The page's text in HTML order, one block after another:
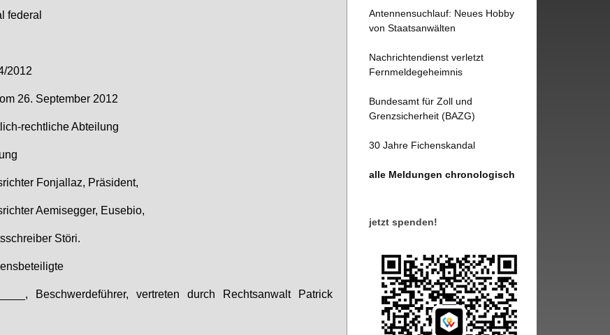
fe­deral
2012
26. Sep­tem­ber 2012
recht­li­che Ab­tei­lung
Fon­jal­laz, Prä­si­dent,
Ae­mi­seg­ger, Eu­se­bio,
Stö­ri.
Be­schwer­de­füh­rer, ver­tre­ten durch Rechts­an­walt Pa­trick
Antennensuchlauf: Neues Hobby
von Staatsanwälten
Nachrichtendienst verletzt
Fernmeldegeheimnis
Bundesamt für Zoll und
Grenzsicherheit (BAZG)
30 Jahre Fichenskandal
alle Meldungen chronologisch
jetzt spenden!